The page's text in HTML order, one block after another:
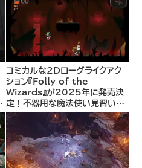
コミカルな2Dローグライクアク
ション『Folly of the
Wizards』が2025年に発売決
定！不器用な魔法使い見習いと
して、ランダム生成ダンジョンを
探索し、世界を救う冒険へ。